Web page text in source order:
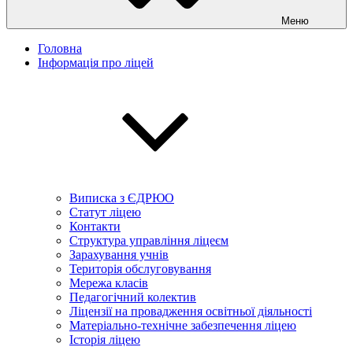
Меню
Головна
Інформація про ліцей
Виписка з ЄДРЮО
Статут ліцею
Контакти
Структура управління ліцеєм
Зарахування учнів
Територія обслуговування
Мережа класів
Педагогічний колектив
Ліцензії на провадження освітньої діяльності
Матеріально-технічне забезпечення ліцею
Історія ліцею